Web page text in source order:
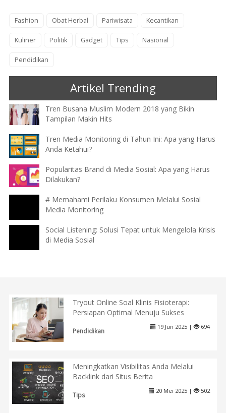
Fashion Obat Herbal Pariwisata Kecantikan
Kuliner Politik Gadget Tips Nasional
Pendidikan
Artikel Trending
Tren Busana Muslim Modern 2018 yang Bikin
Tampilan Makin Hits
Tren Media Monitoring di Tahun Ini: Apa yang Harus
Anda Ketahui?
Popularitas Brand di Media Sosial: Apa yang Harus
Dilakukan?
# Memahami Perilaku Konsumen Melalui Sosial
Media Monitoring
Social Listening: Solusi Tepat untuk Mengelola Krisis
di Media Sosial
Tryout Online Soal Klinis Fisioterapi:
Persiapan Optimal Menuju Sukses
Pendidikan
19 Jun 2025 | 694
Meningkatkan Visibilitas Anda Melalui
Backlink dari Situs Berita
Tips
20 Mei 2025 | 502